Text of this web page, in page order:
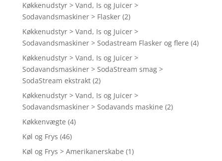
Køkkenudstyr > Vand, Is og Juicer >
Sodavandsmaskiner > Flasker (2)
Køkkenudstyr > Vand, Is og Juicer >
Sodavandsmaskiner > Sodastream Flasker og flere (4)
Køkkenudstyr > Vand, Is og Juicer >
Sodavandsmaskiner > SodaStream smag >
SodaStream ekstrakt (2)
Køkkenudstyr > Vand, Is og Juicer >
Sodavandsmaskiner > Sodavands maskine (2)
Køkkenvægte (4)
Køl og Frys (46)
Køl og Frys > Amerikanerskabe (1)